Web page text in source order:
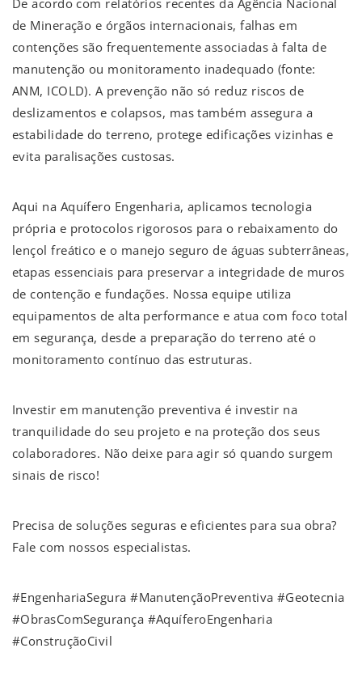
De acordo com relatórios recentes da Agência Nacional
de Mineração e órgãos internacionais, falhas em
contenções são frequentemente associadas à falta de
manutenção ou monitoramento inadequado (fonte:
ANM, ICOLD). A prevenção não só reduz riscos de
deslizamentos e colapsos, mas também assegura a
estabilidade do terreno, protege edificações vizinhas e
evita paralisações custosas.
Aqui na Aquífero Engenharia, aplicamos tecnologia
própria e protocolos rigorosos para o rebaixamento do
lençol freático e o manejo seguro de águas subterrâneas,
etapas essenciais para preservar a integridade de muros
de contenção e fundações. Nossa equipe utiliza
equipamentos de alta performance e atua com foco total
em segurança, desde a preparação do terreno até o
monitoramento contínuo das estruturas.
Investir em manutenção preventiva é investir na
tranquilidade do seu projeto e na proteção dos seus
colaboradores. Não deixe para agir só quando surgem
sinais de risco!
Precisa de soluções seguras e eficientes para sua obra?
Fale com nossos especialistas.
#EngenhariaSegura #ManutençãoPreventiva #Geotecnia
#ObrasComSegurança #AquíferoEngenharia
#ConstruçãoCivil